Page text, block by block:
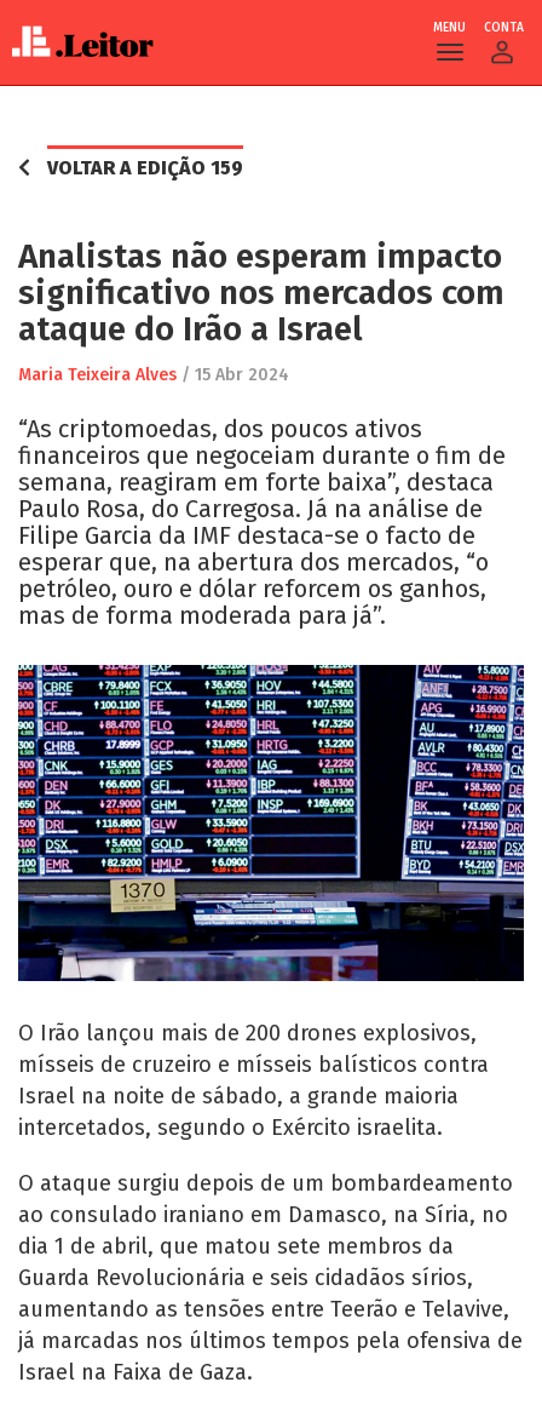
main
CONTA
MENU
VOLTAR A EDIÇÃO 159
Analistas não esperam impacto
significativo nos mercados com
ataque do Irão a Israel
Maria Teixeira Alves / 15 Abr 2024
“As criptomoedas, dos poucos ativos
financeiros que negoceiam durante o fim de
semana, reagiram em forte baixa”, destaca
Paulo Rosa, do Carregosa. Já na análise de
Filipe Garcia da IMF destaca-se o facto de
esperar que, na abertura dos mercados, “o
petróleo, ouro e dólar reforcem os ganhos,
mas de forma moderada para já”.
O Irão lançou mais de 200 drones explosivos,
mísseis de cruzeiro e mísseis balísticos contra
Israel na noite de sábado, a grande maioria
intercetados, segundo o Exército israelita.
O ataque surgiu depois de um bombardeamento
ao consulado iraniano em Damasco, na Síria, no
dia 1 de abril, que matou sete membros da
Guarda Revolucionária e seis cidadãos sírios,
aumentando as tensões entre Teerão e Telavive,
já marcadas nos últimos tempos pela ofensiva de
Israel na Faixa de Gaza.